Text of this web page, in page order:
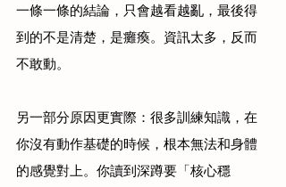
一條一條的結論，只會越看越亂，最後得
到的不是清楚，是癱瘓。資訊太多，反而
不敢動。
另一部分原因更實際：很多訓練知識，在
你沒有動作基礎的時候，根本無法和身體
的感覺對上。你讀到深蹲要「核心穩